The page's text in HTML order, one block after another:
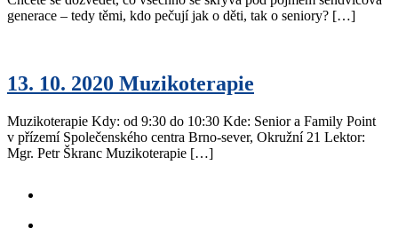
generace – tedy těmi, kdo pečují jak o děti, tak o seniory? […]
13. 10. 2020 Muzikoterapie
Muzikoterapie Kdy: od 9:30 do 10:30 Kde: Senior a Family Point
v přízemí Společenského centra Brno-sever, Okružní 21 Lektor:
Mgr. Petr Škranc Muzikoterapie […]